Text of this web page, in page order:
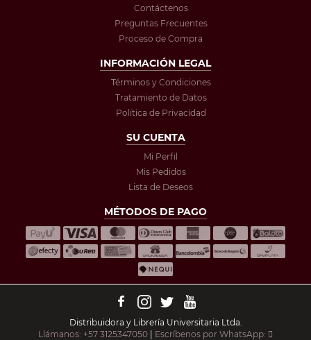
Contáctenos
Preguntas Frecuentes
Proceso de Compra
INFORMACIÓN LEGAL
Términos y Condiciones
Tratamiento de Datos
Política de Privacidad
SU CUENTA
Mi Perfil
Mis Pedidos
Lista de Deseos
MÉTODOS DE PAGO
Distribuidora y Librería Universitaria Ltda.
Llámanos: +57 3125347050 | Escríbenos por WhatsApp: